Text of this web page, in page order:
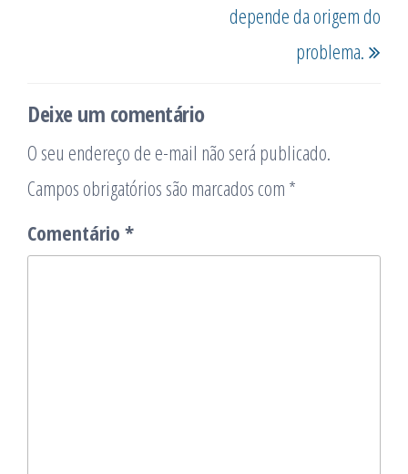
depende da origem do
problema.
Deixe um comentário
O seu endereço de e-mail não será publicado.
Campos obrigatórios são marcados com *
Comentário *